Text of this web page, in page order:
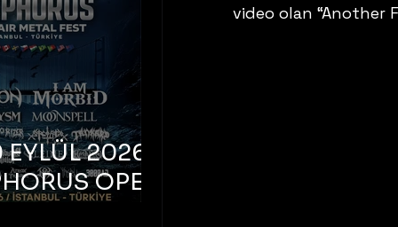
video olan “Another
2026 –
OPEN
FEST